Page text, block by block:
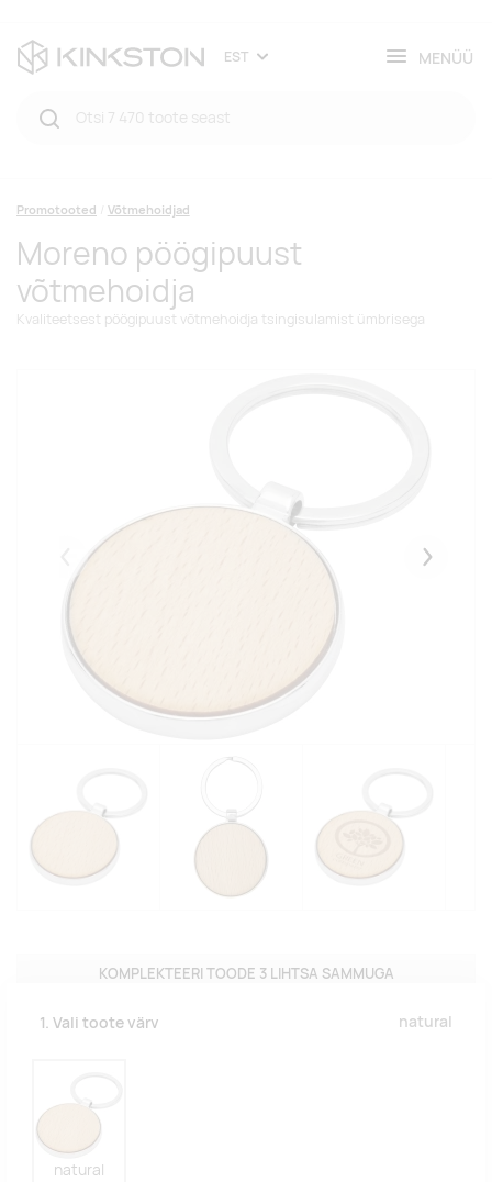
EST MENÜÜ
Promotooted Võtmehoidjad
Moreno pöögipuust
võtmehoidja
Kvaliteetsest pöögipuust võtmehoidja tsingisulamist ümbrisega
Eelmised
KOMPLEKTEERI TOODE 3 LIHTSA SAMMUGA
1. Vali toote värv natural
natural